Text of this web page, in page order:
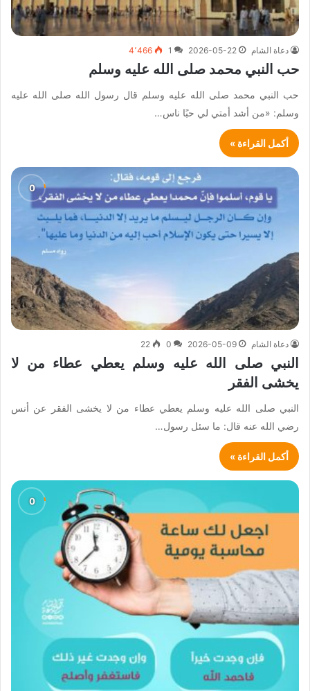
دعاة الشام 2026-05-22
1 4٬466
حب النبي محمد صلى الله عليه وسلم
حب النبي محمد صلى الله عليه وسلم قال رسول الله صلى الله عليه
وسلم: «من أشد أمتي لي حبًا ناس…
أكمل القراءة »
دعاة الشام 2026-05-09
0
22
النبي صلى الله عليه وسلم يعطي عطاء من لا
يخشى الفقر
النبي صلى الله عليه وسلم يعطي عطاء من لا يخشى الفقر عن أنس
رضي الله عنه قال: ما سئل رسول…
أكمل القراءة »